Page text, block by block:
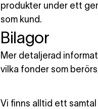
produkter under ett
som kund.
Bilagor
Mer detaljerad
vilka fonder som
Vi finns alltid ett